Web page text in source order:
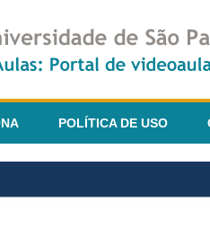
POLÍTICA DE USO